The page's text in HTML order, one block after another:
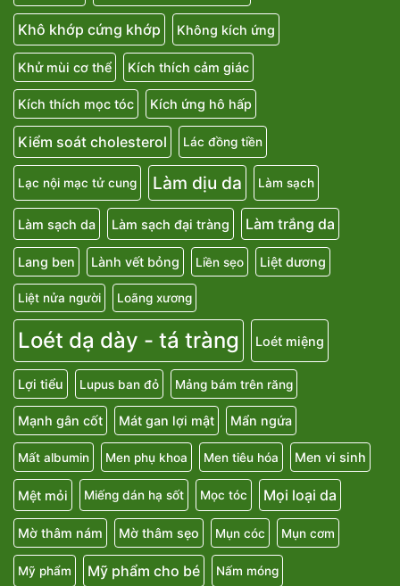
Khô khớp cứng khớp Không kích ứng
Khử mùi cơ thể Kích thích cảm giác
Kích thích mọc tóc Kích ứng hô hấp
Kiểm soát cholesterol Lác đồng tiền
Lạc nội mạc tử cung Làm dịu da Làm sạch
Làm sạch da Làm sạch đại tràng Làm trắng da
Lang ben Lành vết bỏng Liền sẹo Liệt dương
Liệt nửa người Loãng xương
Loét dạ dày - tá tràng Loét miệng
Lợi tiểu Lupus ban đỏ Mảng bám trên răng
Mạnh gân cốt Mát gan lợi mật Mẩn ngứa
Mất albumin Men phụ khoa Men tiêu hóa Men vi sinh
Mệt mỏi Miếng dán hạ sốt Mọc tóc Mọi loại da
Mờ thâm nám Mờ thâm sẹo Mụn cóc Mụn cơm
Mỹ phẩm Mỹ phẩm cho bé Nấm móng